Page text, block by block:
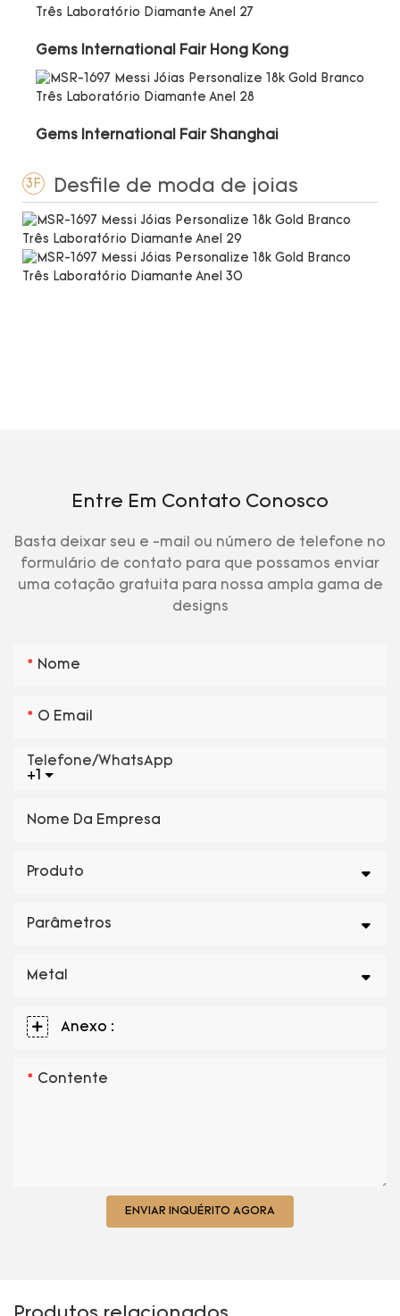
Gems International Fair Hong Kong
Gems International Fair Shanghai
3F Desfile de moda de joias
Entre Em Contato Conosco
Basta deixar seu e -mail ou número de telefone no
formulário de contato para que possamos enviar
uma cotação gratuita para nossa ampla gama de
designs
Nome
O Email
+1
Telefone/WhatsApp
Nome Da Empresa
Produto
Parâmetros
Metal
Anexo :
Contente
ENVIAR INQUÉRITO AGORA